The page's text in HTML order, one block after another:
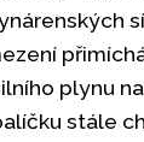
plynu na
stále